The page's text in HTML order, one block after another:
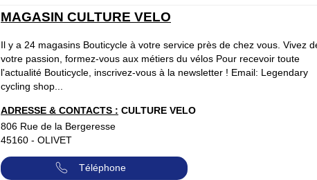
MAGASIN CULTURE VELO
Il y a 24 magasins Bouticycle à votre service près de chez vous. Vivez
votre passion, formez-vous aux métiers du vélos Pour recevoir toute
l'actualité Bouticycle, inscrivez-vous à la newsletter ! Email: Legendary
cycling shop...
ADRESSE & CONTACTS : CULTURE VELO
806 Rue de la Bergeresse
45160 - OLIVET
Téléphone